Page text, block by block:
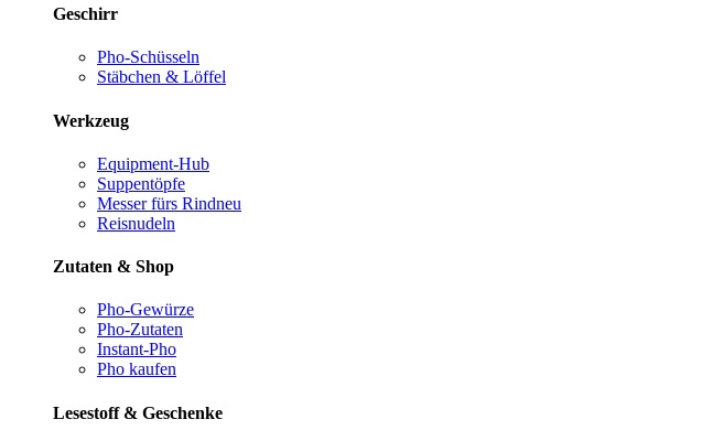
Geschirr
Pho-Schüsseln
Stäbchen & Löffel
Werkzeug
Equipment-Hub
Suppentöpfe
Messer fürs Rindneu
Reisnudeln
Zutaten & Shop
Pho-Gewürze
Pho-Zutaten
Instant-Pho
Pho kaufen
Lesestoff & Geschenke